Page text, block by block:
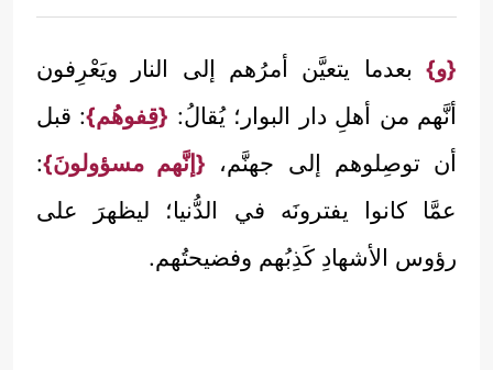
{و} بعدما يتعيَّن أمرُهم إلى النار ويَعْرِفون
أنَّهم من أهلِ دار البوار؛ يُقالُ: {قِفوهُم}: قبل
أن توصِلوهم إلى جهنَّم، {إنَّهم مسؤولونَ}:
عمَّا كانوا يفترونَه في الدُّنيا؛ ليظهرَ على
رؤوس الأشهادِ كَذِبُهم وفضيحتُهم.